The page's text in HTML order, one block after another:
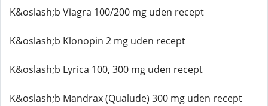
K&oslash;b Viagra 100/200 mg uden recept
K&oslash;b Klonopin 2 mg uden recept
K&oslash;b Lyrica 100, 300 mg uden recept
K&oslash;b Mandrax (Qualude) 300 mg uden recept